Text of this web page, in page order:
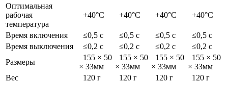
Оптимальная
рабочая
температура
+40°С +40°С +40°С +40°С
Время включения ≤0,5 с ≤0,5 с ≤0,5 с
≤0,5 с
Время выключения
≤0,2 с ≤0,2 с ≤0,2 с
≤0,2 с
Размеры
155 × 50
× 33мм
155 × 50
× 33мм
155 × 50
× 33мм
155 × 50
× 33мм
Вес
120 г 120 г 120 г 120 г